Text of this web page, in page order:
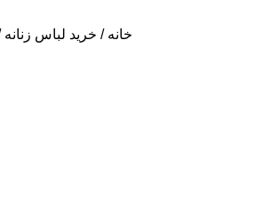
خانه خرید لباس زنانه